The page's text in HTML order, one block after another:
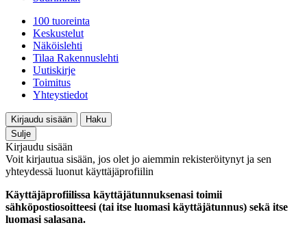
100 tuoreinta
Keskustelut
Näköislehti
Tilaa Rakennuslehti
Uutiskirje
Toimitus
Yhteystiedot
Kirjaudu sisään
Haku
Sulje
Kirjaudu sisään
Voit kirjautua sisään, jos olet jo aiemmin rekisteröitynyt ja sen
yhteydessä luonut käyttäjäprofiilin
Käyttäjäprofiilissa käyttäjätunnuksenasi toimii
sähköpostiosoitteesi (tai itse luomasi käyttäjätunnus) sekä itse
luomasi salasana.